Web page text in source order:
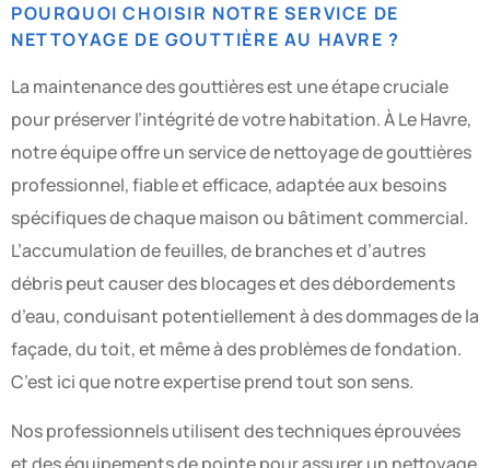
POURQUOI CHOISIR NOTRE SERVICE DE
NETTOYAGE DE GOUTTIÈRE AU HAVRE ?
La maintenance des gouttières est une étape cruciale
pour préserver l’intégrité de votre habitation. À Le Havre,
notre équipe offre un service de nettoyage de gouttières
professionnel, fiable et efficace, adaptée aux besoins
spécifiques de chaque maison ou bâtiment commercial.
L’accumulation de feuilles, de branches et d’autres
débris peut causer des blocages et des débordements
d’eau, conduisant potentiellement à des dommages de la
façade, du toit, et même à des problèmes de fondation.
C’est ici que notre expertise prend tout son sens.
Nos professionnels utilisent des techniques éprouvées
et des équipements de pointe pour assurer un nettoyage